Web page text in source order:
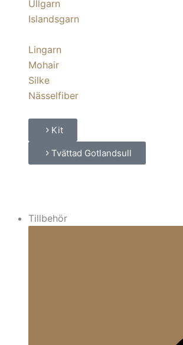
Ullgarn
Islandsgarn
Lingarn
Mohair
Silke
Nässelfiber
Kit
Tvättad Gotlandsull
Tillbehör